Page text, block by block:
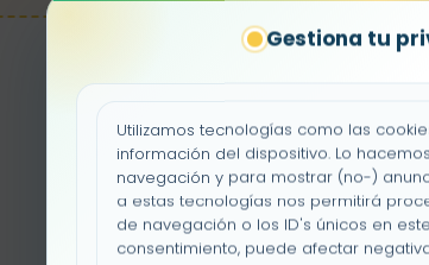
Gestiona tu
Utilizamos tecnologías como las
información del dispositivo. Lo
navegación y para mostrar (no-)
a estas tecnologías nos permitirá
de navegación o los ID's únicos en
consentimiento, puede afectar